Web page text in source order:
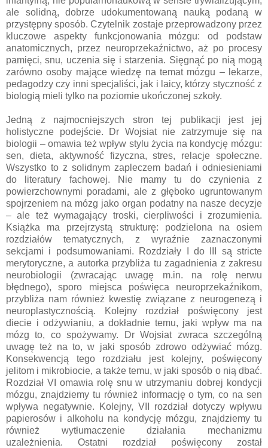
ale solidną, dobrze udokumentowaną nauką podaną w
przystępny sposób. Czytelnik zostaje przeprowadzony przez
kluczowe aspekty funkcjonowania mózgu: od podstaw
anatomicznych, przez neuroprzekaźnictwo, aż po procesy
pamięci, snu, uczenia się i starzenia. Sięgnąć po nią mogą
zarówno osoby mające wiedzę na temat mózgu – lekarze,
pedagodzy czy inni specjaliści, jak i laicy, którzy styczność z
biologią mieli tylko na poziomie ukończonej szkoły.
Jedną z najmocniejszych stron tej publikacji jest jej
holistyczne podejście. Dr Wojsiat nie zatrzymuje się na
biologii – omawia też wpływ stylu życia na kondycję mózgu:
sen, dieta, aktywność fizyczna, stres, relacje społeczne.
Wszystko to z solidnym zapleczem badań i odniesieniami
do literatury fachowej. Nie mamy tu do czynienia z
powierzchownymi poradami, ale z głęboko ugruntowanym
spojrzeniem na mózg jako organ podatny na nasze decyzje
– ale też wymagający troski, cierpliwości i zrozumienia.
Książka ma przejrzystą strukturę: podzielona na osiem
rozdziałów tematycznych, z wyraźnie zaznaczonymi
sekcjami i podsumowaniami. Rozdziały I do III są stricte
merytoryczne, a autorka przybliża tu zagadnienia z zakresu
neurobiologii (zwracając uwagę m.in. na rolę nerwu
błędnego), sporo miejsca poświęca neuroprzekaźnikom,
przybliża nam również kwestię związane z neurogenezą i
neuroplastycznością. Kolejny rozdział poświęcony jest
diecie i odżywianiu, a dokładnie temu, jaki wpływ ma na
mózg to, co spożywamy. Dr Wojsiat zwraca szczególną
uwagę też na to, w jaki sposób zdrowo odżywiać mózg.
Konsekwencją tego rozdziału jest kolejny, poświęcony
jelitom i mikrobiocie, a także temu, w jaki sposób o nią dbać.
Rozdział VI omawia rolę snu w utrzymaniu dobrej kondycji
mózgu, znajdziemy tu również informację o tym, co na sen
wpływa negatywnie. Kolejny, VII rozdział dotyczy wpływu
papierosów i alkoholu na kondycję mózgu, znajdziemy tu
również wytłumaczenie działania mechanizmu
uzależnienia. Ostatni rozdział poświęcony został